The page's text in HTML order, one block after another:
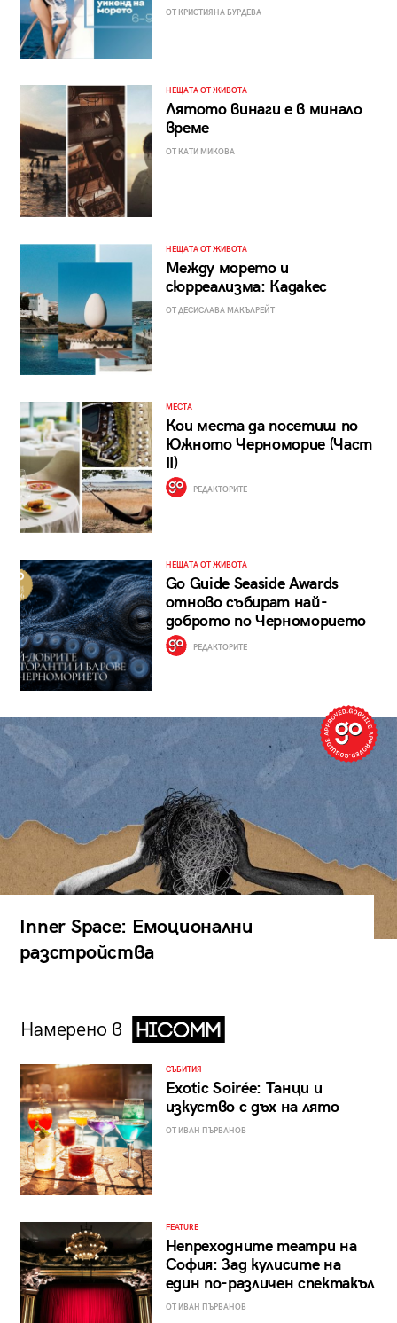
ОТ КРИСТИЯНА БУРДЕВА
НЕЩАТА ОТ ЖИВОТА
Лятото винаги е в минало
време
ОТ КАТИ МИКОВА
НЕЩАТА ОТ ЖИВОТА
Между морето и
сюрреализма: Кадакес
ОТ ДЕСИСЛАВА МАКЪЛРЕЙТ
МЕСТА
Кои места да посетиш по
Южното Черноморие (Част
II)
РЕДАКТОРИТЕ
НЕЩАТА ОТ ЖИВОТА
Go Guide Seaside Awards
отново събират най-
доброто по Черноморието
РЕДАКТОРИТЕ
Inner Space: Емоционални
разстройства
Намерено в
СЪБИТИЯ
Exotic Soirée: Танци и
изкуство с дъх на лято
ОТ ИВАН ПЪРВАНОВ
FEATURE
Непреходните театри на
София: Зад кулисите на
един по-различен спектакъл
ОТ ИВАН ПЪРВАНОВ